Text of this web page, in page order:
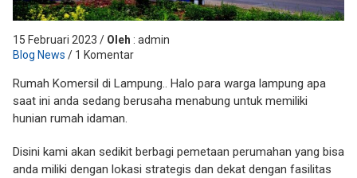
15 Februari 2023 / Oleh : admin
Blog News / 1 Komentar
Rumah Komersil di Lampung.. Halo para warga lampung apa
saat ini anda sedang berusaha menabung untuk memiliki
hunian rumah idaman.
Disini kami akan sedikit berbagi pemetaan perumahan yang bisa
anda miliki dengan lokasi strategis dan dekat dengan fasilitas